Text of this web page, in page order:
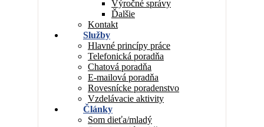
Výročné správy
Ďalšie
Kontakt
Služby
Hlavné princípy práce
Telefonická poradňa
Chatová poradňa
E-mailová poradňa
Rovesnícke poradenstvo
Vzdelávacie aktivity
Články
Som dieťa/mladý